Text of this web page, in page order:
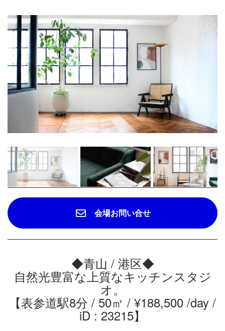
会場お問い合せ
◆青山 / 港区◆
自然光豊富な上質なキッチンスタジ
オ。
【表参道駅8分 / 50㎡ / ¥188,500 /day /
iD : 23215】